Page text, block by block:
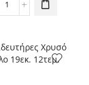
Cookie
πατ)
Flamingo